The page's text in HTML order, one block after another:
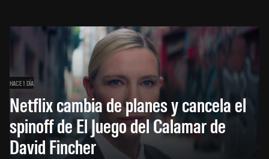
HACE 1 DÍA
Netflix cambia de planes y cancela el
spinoff de El Juego del Calamar de
David Fincher